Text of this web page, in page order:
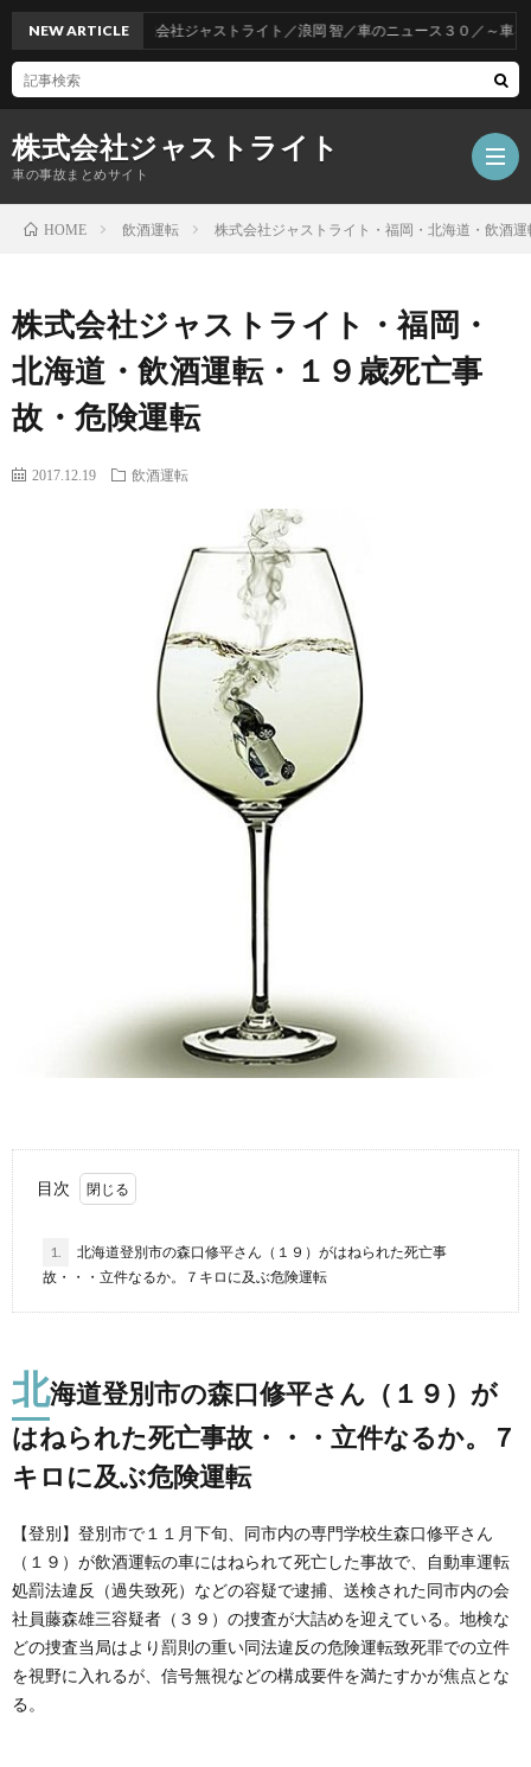
株式会社ジャストライト
車の事故まとめサイト
NEW ARTICLE株式会社ジャストライト／浪岡 智／車のニュース３０／～車をお得
HOME 飲酒運転 株式会社ジャストライト・福岡・北海道・飲酒
株式会社ジャストライト・福岡・
北海道・飲酒運転・１９歳死亡事
故・危険運転
2017.12.19 飲酒運転
目次
1.
北海道登別市の森口修平さん（１９）がはねられた死亡事
故・・・立件なるか。７キロに及ぶ危険運転
北海道登別市の森口修平さん（１９）が
はねられた死亡事故・・・立件なるか。７
キロに及ぶ危険運転
【登別】登別市で１１月下旬、同市内の専門学校生森口修平さん
（１９）が飲酒運転の車にはねられて死亡した事故で、自動車運転
処罰法違反（過失致死）などの容疑で逮捕、送検された同市内の会
社員藤森雄三容疑者（３９）の捜査が大詰めを迎えている。地検な
どの捜査当局はより罰則の重い同法違反の危険運転致死罪での立件
を視野に入れるが、信号無視などの構成要件を満たすかが焦点とな
る。